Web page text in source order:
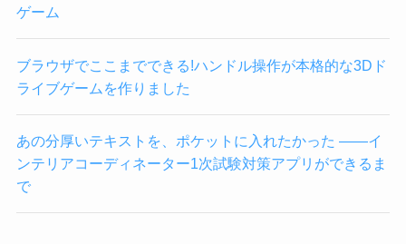
ゲーム
ブラウザでここまでできる!ハンドル操作が本格的な3Dド
ライブゲームを作りました
あの分厚いテキストを、ポケットに入れたかった ——イ
ンテリアコーディネーター1次試験対策アプリができるま
で